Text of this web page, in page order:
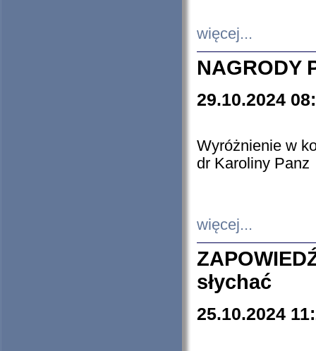
więcej...
NAGRODY
29.10.2024
Wyróżnienie w
dr Karoliny Panz
więcej...
słychać
25.10.2024